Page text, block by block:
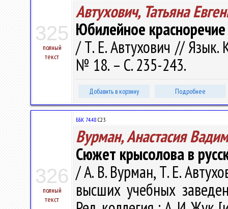
325
полный
текст
Автухович, Татьяна
Юбилейное
/ Т. Е. Автухович // Язык.
№ 18. – С. 235-243.
Добавить в корзину Подробнее
326
полный
текст
ББК 74.48 С23
Вурман, Анастасия
Сюжет крысолова в
/ А. В. Вурман, Т. Е.
высших учебных